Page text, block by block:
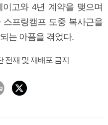
고와 4년 계약을 맺으며
프링캠프 도중 복사근을
는 아픔을 겪었다.
전재 및 재배포 금지